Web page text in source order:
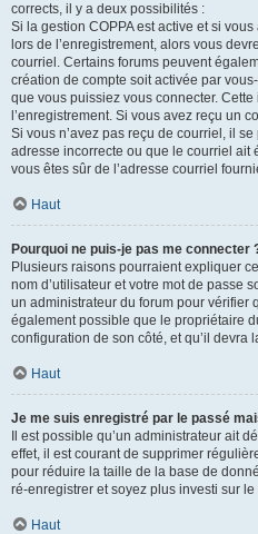
corrects, il y a deux possibilités :
Si la gestion COPPA est active et si
lors de l’enregistrement, alors vous
courriel. Certains forums peuvent
création de compte soit activée par
que vous puissiez vous connecter.
l’enregistrement. Si vous avez reçu un
Si vous n’avez pas reçu de courriel, il
adresse incorrecte ou que le courriel ait
vous êtes sûr de l’adresse courriel
Haut
Pourquoi ne puis-je pas me connecter
Plusieurs raisons pourraient expliquer
nom d’utilisateur et votre mot de passe
un administrateur du forum pour vérifier
également possible que le propriétaire
configuration de son côté, et qu’il devra
Haut
Je me suis enregistré par le passé
Il est possible qu’un administrateur ait
effet, il est courant de supprimer
pour réduire la taille de la base de
ré-enregistrer et soyez plus investi sur le
Haut